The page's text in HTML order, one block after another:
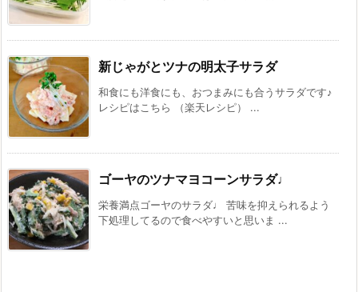
新じゃがとツナの明太子サラダ
和食にも洋食にも、おつまみにも合うサラダです♪
レシピはこちら （楽天レシピ） ...
ゴーヤのツナマヨコーンサラダ♩
栄養満点ゴーヤのサラダ♩ 苦味を抑えられるよう
下処理してるので食べやすいと思いま ...